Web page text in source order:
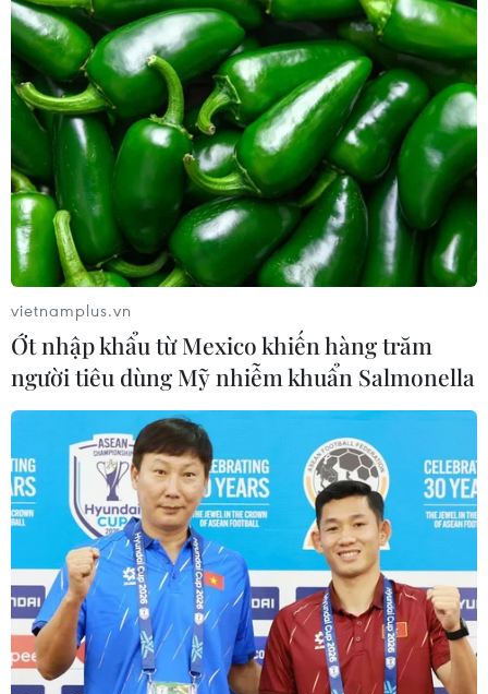
vietnamplus.vn
Ớt nhập khẩu từ Mexico khiến hàng trăm
người tiêu dùng Mỹ nhiễm khuẩn Salmonella